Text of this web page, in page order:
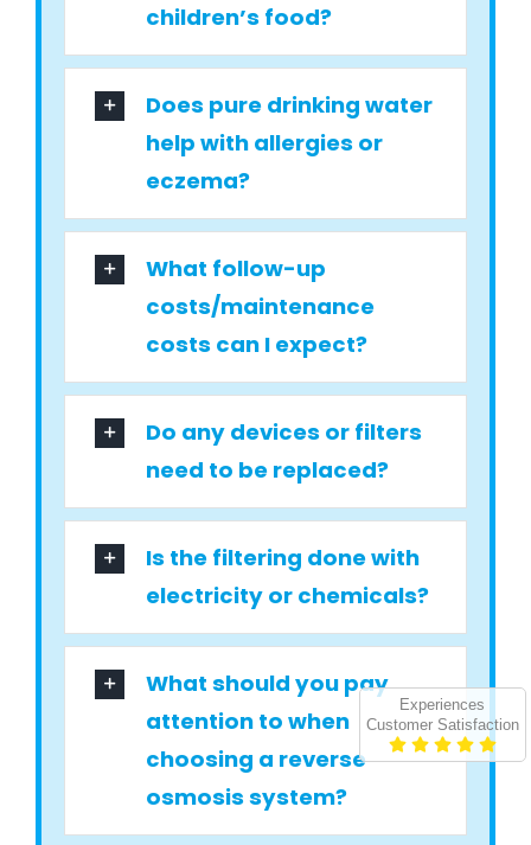
children’s food?
Does pure drinking water
help with allergies or
eczema?
What follow-up
costs/maintenance
costs can I expect?
Do any devices or filters
need to be replaced?
Is the filtering done with
electricity or chemicals?
What should you pay
attention to when
choosing a reverse
osmosis system?
Experiences
Customer Satisfaction